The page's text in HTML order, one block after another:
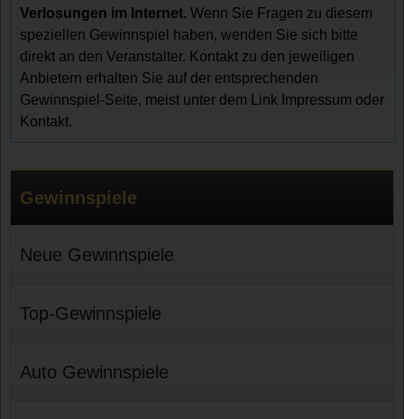
Verlosungen im Internet. Wenn Sie Fragen zu diesem
speziellen Gewinnspiel haben, wenden Sie sich bitte
direkt an den Veranstalter. Kontakt zu den jeweiligen
Anbietern erhalten Sie auf der entsprechenden
Gewinnspiel-Seite, meist unter dem Link Impressum oder
Kontakt.
Gewinnspiele
Neue Gewinnspiele
Top-Gewinnspiele
Auto Gewinnspiele